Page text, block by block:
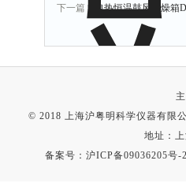
下一篇：
电热恒温鼓风干燥箱
© 2018 上海沪粤明科学仪器有限
地址：
备案号：沪ICP备09036205号-